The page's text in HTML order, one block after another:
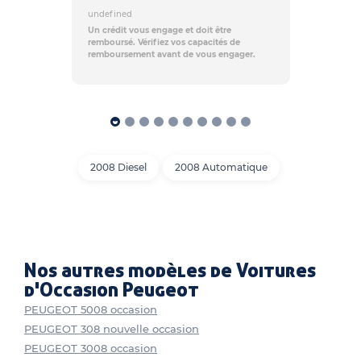
undefined
Un crédit vous engage et doit être
remboursé. Vérifiez vos capacités de
remboursement avant de vous engager.
2008 Diesel 2008 Automatique
Nos autres modèles de Voitures
d'Occasion Peugeot
PEUGEOT 5008 occasion
PEUGEOT 308 nouvelle occasion
PEUGEOT 3008 occasion